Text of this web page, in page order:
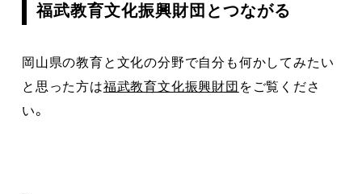
福武教育文化振興財団とつながる
岡山県の教育と文化の分野で自分も何かしてみたい
と思った方は福武教育文化振興財団をご覧くださ
い。